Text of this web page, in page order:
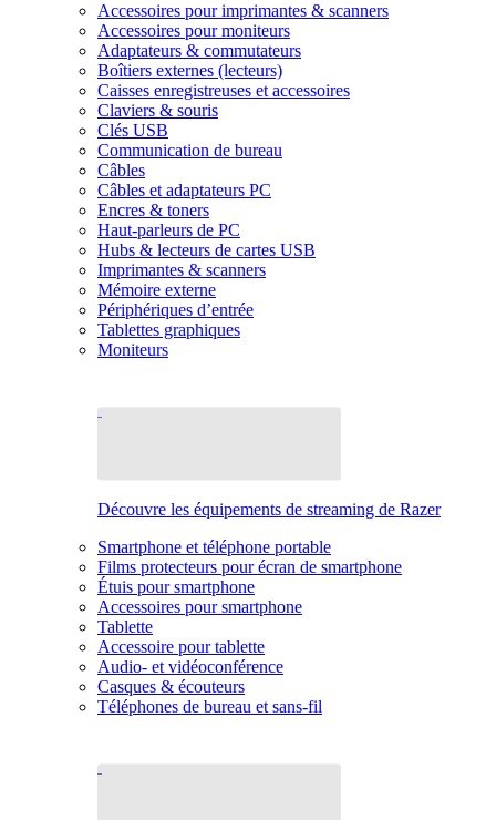
Accessoires pour imprimantes & scanners
Accessoires pour moniteurs
Adaptateurs & commutateurs
Boîtiers externes (lecteurs)
Caisses enregistreuses et accessoires
Claviers & souris
Clés USB
Communication de bureau
Câbles
Câbles et adaptateurs PC
Encres & toners
Haut-parleurs de PC
Hubs & lecteurs de cartes USB
Imprimantes & scanners
Mémoire externe
Périphériques d’entrée
Tablettes graphiques
Moniteurs
Découvre les équipements de streaming de Razer
Smartphone et téléphone portable
Films protecteurs pour écran de smartphone
Étuis pour smartphone
Accessoires pour smartphone
Tablette
Accessoire pour tablette
Audio- et vidéoconférence
Casques & écouteurs
Téléphones de bureau et sans-fil